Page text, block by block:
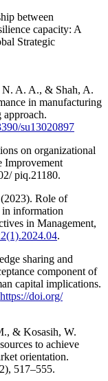
between
capacity: A
Strategic
A. A., & Shah, A.
in manufacturing
approach.
su13020897
on organizational
Improvement
piq.21180.
Role of
in information
in Management,
.
sharing and
component of
capital implications.
https://doi.org/
& Kosasih, W.
to achieve
orientation.
517–555.